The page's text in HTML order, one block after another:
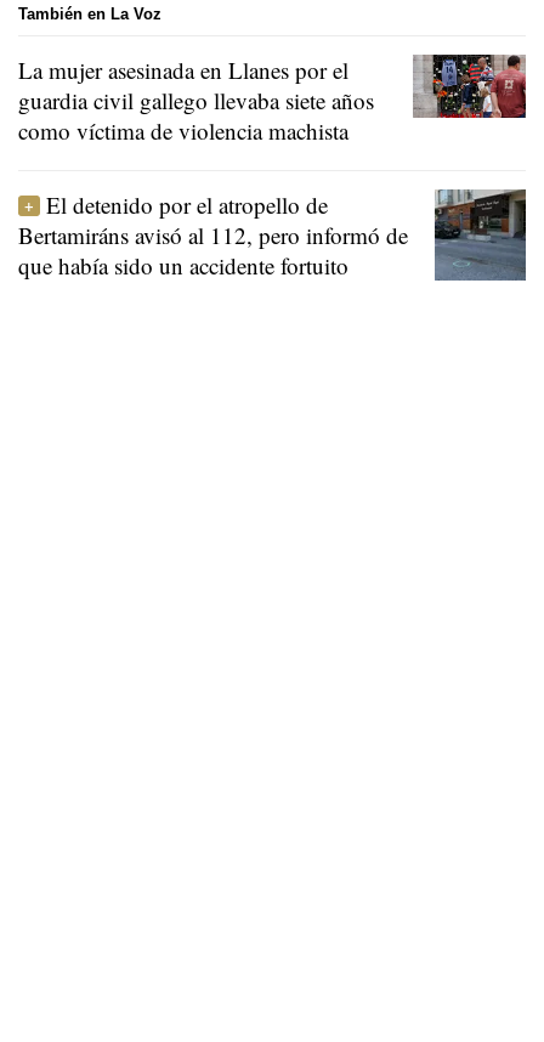
También en La Voz
La mujer asesinada en Llanes por el
guardia civil gallego llevaba siete años
como víctima de violencia machista
El detenido por el atropello de
Bertamiráns avisó al 112, pero informó de
que había sido un accidente fortuito